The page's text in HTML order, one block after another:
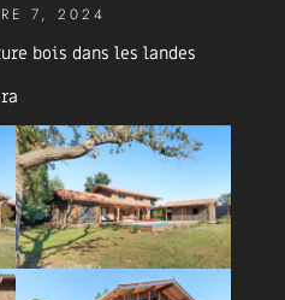
7, 2024
bois dans les landes